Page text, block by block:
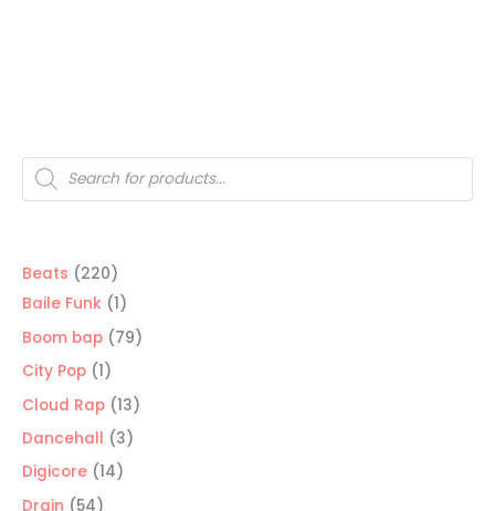
Búsqueda
de
productos
Beats 220220
productos
Baile Funk 11
producto
Boom bap 7979
City Pop 11
producto
Cloud Rap 1313
productos
Dancehall 33
Digicore 1414
Drain 5454